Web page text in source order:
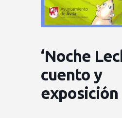
‘Noche
cuento y
exposición